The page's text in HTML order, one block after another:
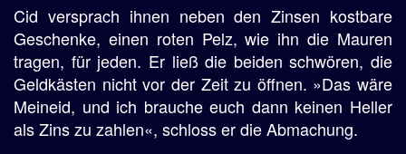
Cid versprach ihnen neben den Zinsen kostbare
Geschenke, einen roten Pelz, wie ihn die Mauren
tragen, für jeden. Er ließ die beiden schwören, die
Geldkästen nicht vor der Zeit zu öffnen. »Das wäre
Meineid, und ich brauche euch dann keinen Heller
als Zins zu zahlen«, schloss er die Abmachung.